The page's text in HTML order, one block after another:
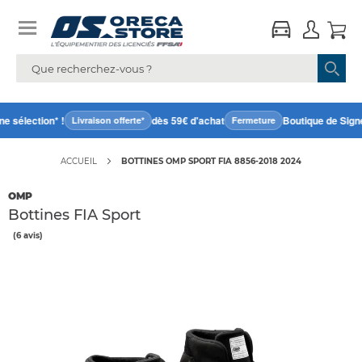
sélection* ! Livraison offerte* dès 59€ d'achat Fermeture Boutique de
ACCUEIL BOTTINES OMP SPORT FIA 8856-2018 2024
OMP
Bottines FIA Sport
(6 avis)